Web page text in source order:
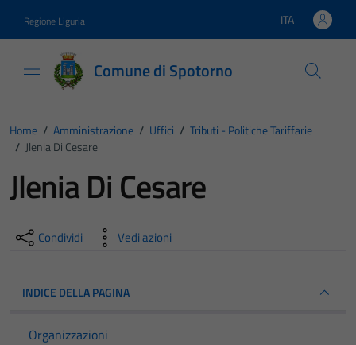
Regione Liguria Lingua attiva:
ITA
Comune di Spotorno
Home / Amministrazione / Uffici / Tributi - Politiche Tariffarie
/ Jlenia Di Cesare
Jlenia Di Cesare
Condividi Vedi azioni
INDICE DELLA PAGINA
Organizzazioni